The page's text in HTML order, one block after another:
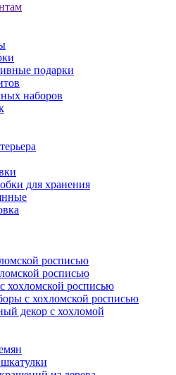
подарки
наборов
для хранения
росписью
росписью
хохломской росписью
с хохломской росписью
декор с хохломой